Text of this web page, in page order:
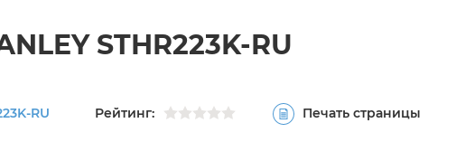
STHR223K-RU
RU Рейтинг: Печать страницы